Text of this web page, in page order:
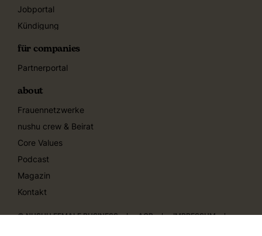
Jobportal
Kündigung
für companies
Partnerportal
about
Frauennetzwerke
nushu crew & Beirat
Core Values
Podcast
Magazin
Kontakt
© NUSHU FEMALE BUSINESS AGB
IMPRESSUM